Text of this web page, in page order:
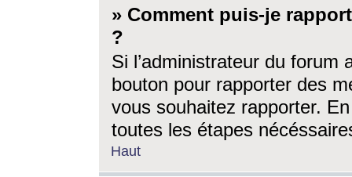
» Comment puis-je
?
Si l’administrateur du forum
bouton pour rapporter des
vous souhaitez rapporter.
toutes les étapes
Haut